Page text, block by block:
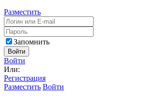
Разместить
Запомнить
Войти
Войти
Или:
Регистрация
Разместить Войти